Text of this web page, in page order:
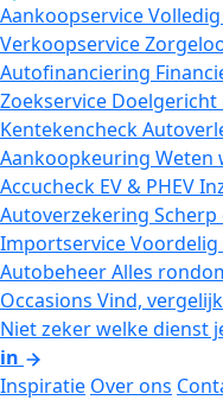
Aankoopservice
Verkoopservice
Autofinanciering
Zoekservice Doelgericht
Kentekencheck
Aankoopkeuring Weten
Accucheck EV & PHEV
Autoverzekering
Importservice
AutobeheerAlles
Occasions Vind,
Niet zeker welke dienst
in
Inspiratie Over ons